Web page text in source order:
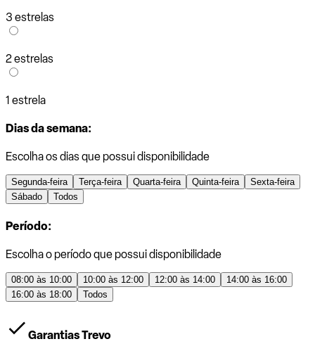
3 estrelas
2 estrelas
1 estrela
Dias da semana:
Escolha os dias que possui disponibilidade
Segunda-feira Terça-feira Quarta-feira Quinta-feira
Sexta-feira
Sábado
Todos
Período:
Escolha o período que possui disponibilidade
08:00 às 10:00 10:00 às 12:00 12:00 às 14:00
14:00 às 16:00
16:00 às 18:00
Todos
Garantias Trevo